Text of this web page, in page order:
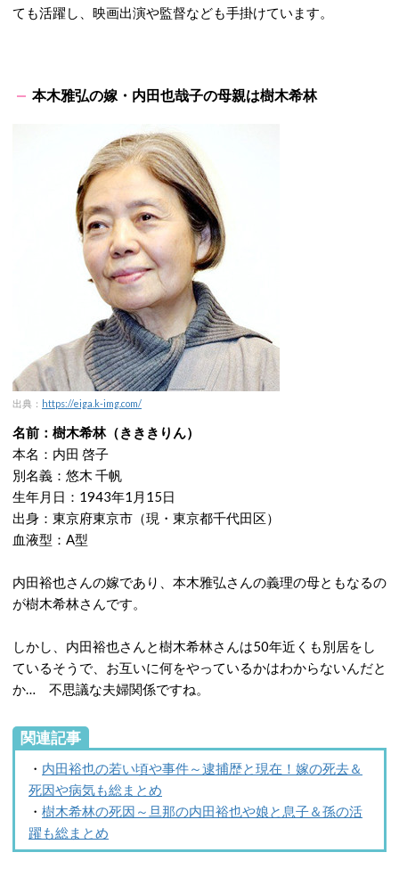
ても活躍し、映画出演や監督なども手掛けています。
本木雅弘の嫁・内田也哉子の母親は樹木希林
出典： https://eiga.k-img.com/
名前：樹木希林（きききりん）
本名：内田 啓子
別名義：悠木 千帆
生年月日：1943年1月15日
出身：東京府東京市（現・東京都千代田区）
血液型：A型
内田裕也さんの嫁であり、本木雅弘さんの義理の母ともなるの
が樹木希林さんです。
しかし、内田裕也さんと樹木希林さんは50年近くも別居をし
ているそうで、お互いに何をやっているかはわからないんだと
か… 不思議な夫婦関係ですね。
関連記事
・ 内田裕也の若い頃や事件～逮捕歴と現在！嫁の死去＆
死因や病気も総まとめ
・ 樹木希林の死因～旦那の内田裕也や娘と息子＆孫の活
躍も総まとめ